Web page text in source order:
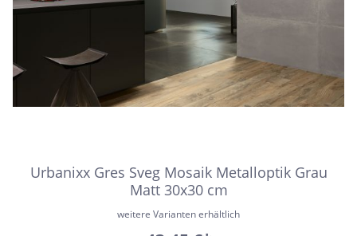
Urbanixx Gres Sveg Mosaik Metalloptik Grau
Matt 30x30 cm
weitere Varianten erhältlich